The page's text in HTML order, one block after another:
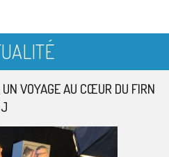
VOYAGE AU CŒUR DU FIRN